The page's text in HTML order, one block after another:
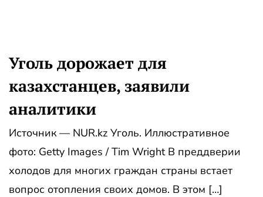
Уголь дорожает для
казахстанцев, заявили
аналитики
Источник — NUR.kz Уголь. Иллюстративное
фото: Getty Images / Tim Wright В преддверии
холодов для многих граждан страны встает
вопрос отопления своих домов. В этом […]